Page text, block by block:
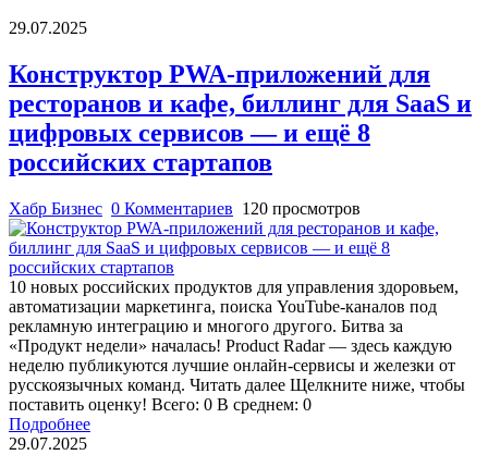
29.07.2025
Конструктор PWA-приложений для
ресторанов и кафе, биллинг для SaaS и
цифровых сервисов — и ещё 8
российских стартапов
Хабр Бизнес 0 Комментариев 120 просмотров
10 новых российских продуктов для управления здоровьем,
автоматизации маркетинга, поиска YouTube-каналов под
рекламную интеграцию и многого другого. Битва за
«Продукт недели» началась! Product Radar — здесь каждую
неделю публикуются лучшие онлайн-сервисы и железки от
русскоязычных команд. Читать далее Щелкните ниже, чтобы
поставить оценку! Всего: 0 В среднем: 0
Подробнее
29.07.2025